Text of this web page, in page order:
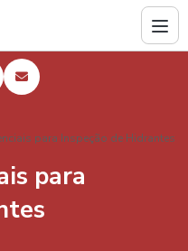
para Inspeção de Hidrantes
para